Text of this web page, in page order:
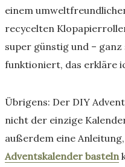
einem
recycelten
super günstig und –
funktioniert, das erkläre
Übrigens: Der DIY
nicht der einzige
außerdem eine
Adventskalender basteln